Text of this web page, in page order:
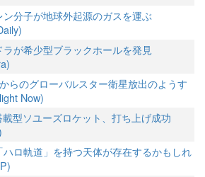
ン分子が地球外起源のガスを運ぶ
ラが希少型ブラックホールを発見
らのグローバルスター衛星放出のようす
Now)
型ソユーズロケット、打ち上げ成功
ハロ軌道」を持つ天体が存在するかもしれ